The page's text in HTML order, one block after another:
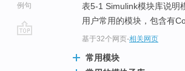
例句
表5-1 Simulink模块库说明
用户常用的模块，包含有
基于32个网页-相关网页
常用模块